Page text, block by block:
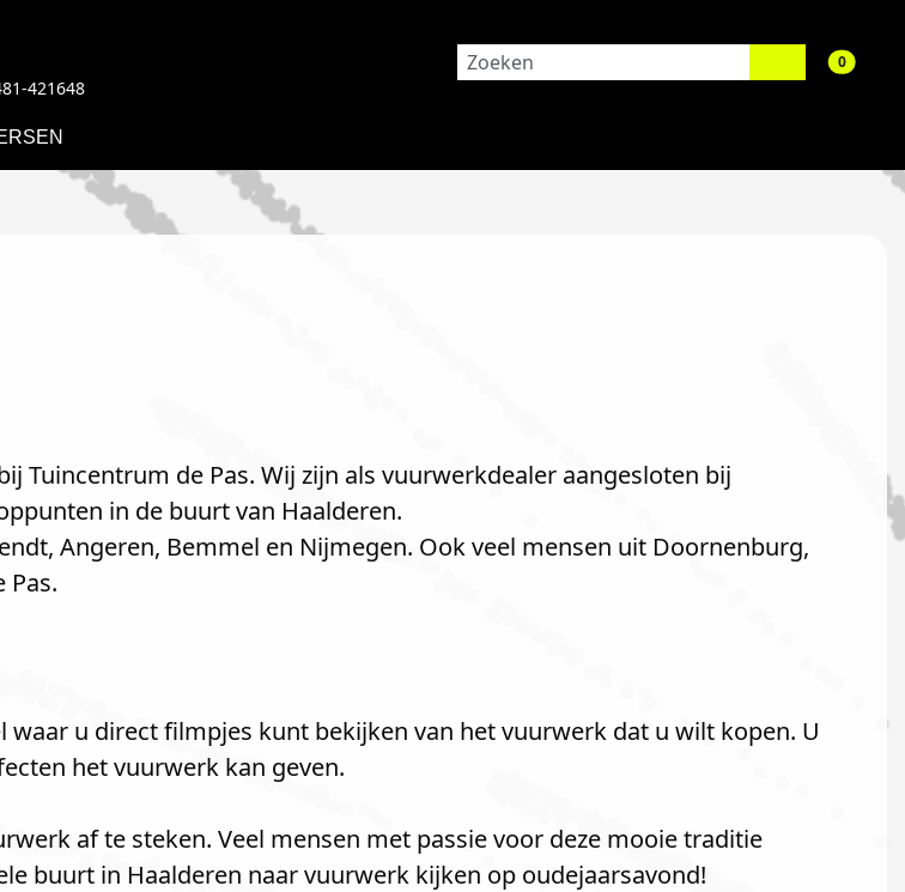
421648
0aantal
Tuincentrum de Pas. Wij zijn als vuurwerkdealer aangesloten bij
in de buurt van Haalderen.
Angeren, Bemmel en Nijmegen. Ook veel mensen uit Doornenburg,
Pas.
u direct filmpjes kunt bekijken van het vuurwerk dat u wilt kopen. U
het vuurwerk kan geven.
af te steken. Veel mensen met passie voor deze mooie traditie
buurt in Haalderen naar vuurwerk kijken op oudejaarsavond!